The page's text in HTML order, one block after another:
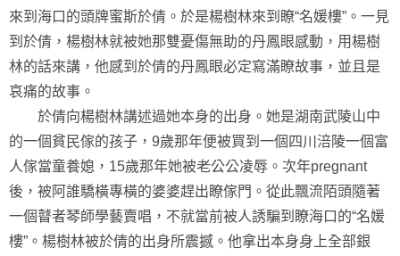
來到海口的頭牌蜜斯於倩。於是楊樹林來到瞭“名媛樓”。一見
到於倩，楊樹林就被她那雙憂傷無助的丹鳳眼感動，用楊樹
林的話來講，他感到於倩的丹鳳眼必定寫滿瞭故事，並且是
哀痛的故事。
於倩向楊樹林講述過她本身的出身。她是湖南武陵山中
的一個貧民傢的孩子，9歲那年便被買到一個四川涪陵一個富
人傢當童養媳，15歲那年她被老公公凌辱。次年pregnant
後，被阿誰驕橫專橫的婆婆趕出瞭傢門。從此飄流陌頭隨著
一個瞽者琴師學藝賣唱，不就當前被人誘騙到瞭海口的“名媛
樓”。楊樹林被於倩的出身所震撼。他拿出本身身上全部銀